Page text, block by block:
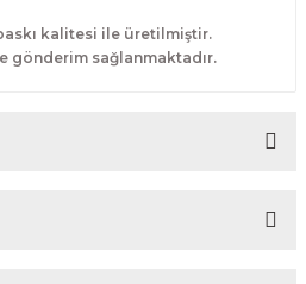
kalitesi ile üretilmiştir.
gönderim sağlanmaktadır.